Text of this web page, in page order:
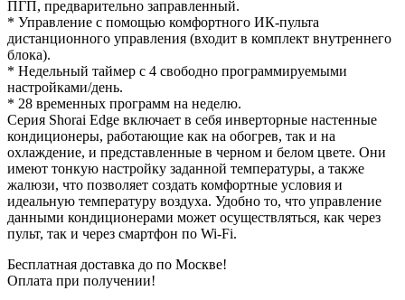
ПГП, предварительно заправленный.
* Управление с помощью комфортного ИК-пульта
дистанционного управления (входит в комплект внутреннего
блока).
* Недельный таймер с 4 свободно программируемыми
настройками/день.
* 28 временных программ на неделю.
Серия Shorai Edge включает в себя инверторные настенные
кондиционеры, работающие как на обогрев, так и на
охлаждение, и представленные в черном и белом цвете. Они
имеют тонкую настройку заданной температуры, а также
жалюзи, что позволяет создать комфортные условия и
идеальную температуру воздуха. Удобно то, что управление
данными кондиционерами может осуществляться, как через
пульт, так и через смартфон по Wi-Fi.
Бесплатная доставка до по Москве!
Оплата при получении!